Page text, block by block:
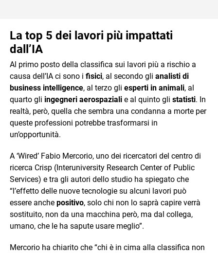
La top 5 dei lavori più impattati
dall’IA
Al primo posto della classifica sui lavori più a rischio a
causa dell’IA ci sono i fisici, al secondo gli analisti di
business intelligence, al terzo gli esperti in animali, al
quarto gli ingegneri aerospaziali e al quinto gli statisti. In
realtà, però, quella che sembra una condanna a morte per
queste professioni potrebbe trasformarsi in
un’opportunità.
A ‘Wired’ Fabio Mercorio, uno dei ricercatori del centro di
ricerca Crisp (Interuniversity Research Center of Public
Services) e tra gli autori dello studio ha spiegato che
“l’effetto delle nuove tecnologie su alcuni lavori può
essere anche positivo, solo chi non lo saprà capire verrà
sostituito, non da una macchina però, ma dal collega,
umano, che le ha sapute usare meglio”.
Mercorio ha chiarito che “chi è in cima alla classifica non